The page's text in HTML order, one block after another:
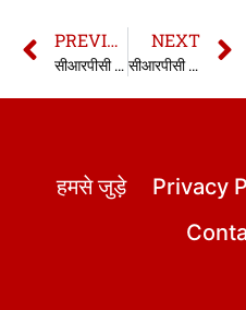
PREVIOUS
सीआरपीसी की धारा 58 | 58 CrPC in hindi
NEXT
सीआरपीसी की धारा 60 | 60 CrPC in hindi
हमसे जुड़े Privacy